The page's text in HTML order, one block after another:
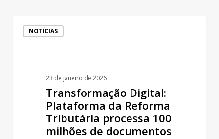
Transformação
Digital:
Tributária
processa
NOTÍCIAS
23 de janeiro de 2026
Transformação Digital:
Plataforma da Reforma
Tributária processa 100
milhões de documentos